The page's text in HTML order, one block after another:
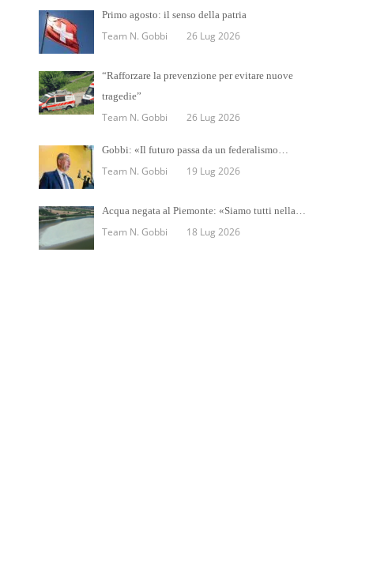
Primo agosto: il senso della patria
Team N. Gobbi 26 Lug 2026
“Rafforzare la prevenzione per evitare nuove
tragedie”
Team N. Gobbi 26 Lug 2026
Gobbi: «Il futuro passa da un federalismo…
Team N. Gobbi 19 Lug 2026
Acqua negata al Piemonte: «Siamo tutti nella…
Team N. Gobbi 18 Lug 2026